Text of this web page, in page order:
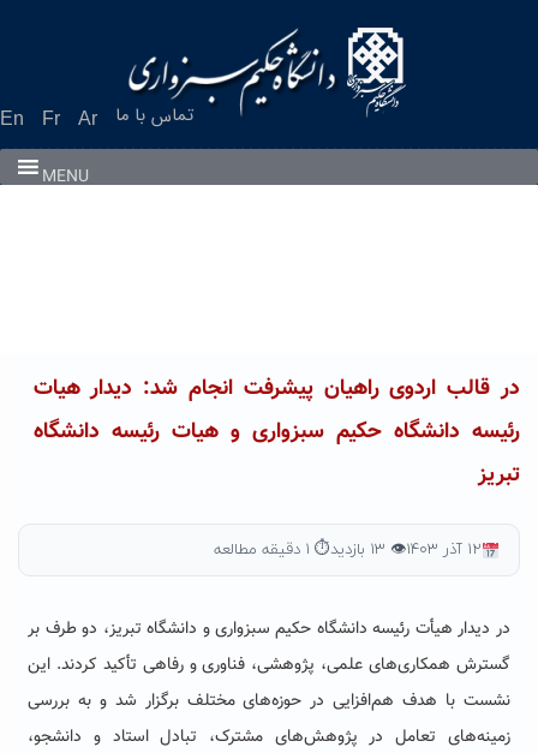
En Fr Ar تماس با ما
MENU
در قالب اردوی راهیان پیشرفت انجام شد: دیدار هیات
رئیسه دانشگاه حکیم سبزواری و هیات رئیسه دانشگاه
تبریز
۱۲ آذر ۱۴۰۳ 👁 ۱۳ بازدید ⏱ ۱ دقیقه مطالعه
در دیدار هیأت رئیسه دانشگاه حکیم سبزواری و دانشگاه تبریز، دو طرف بر
گسترش همکاری‌های علمی، پژوهشی، فناوری و رفاهی تأکید کردند. این
نشست با هدف هم‌افزایی در حوزه‌های مختلف برگزار شد و به بررسی
زمینه‌های تعامل در پژوهش‌های مشترک، تبادل استاد و دانشجو،